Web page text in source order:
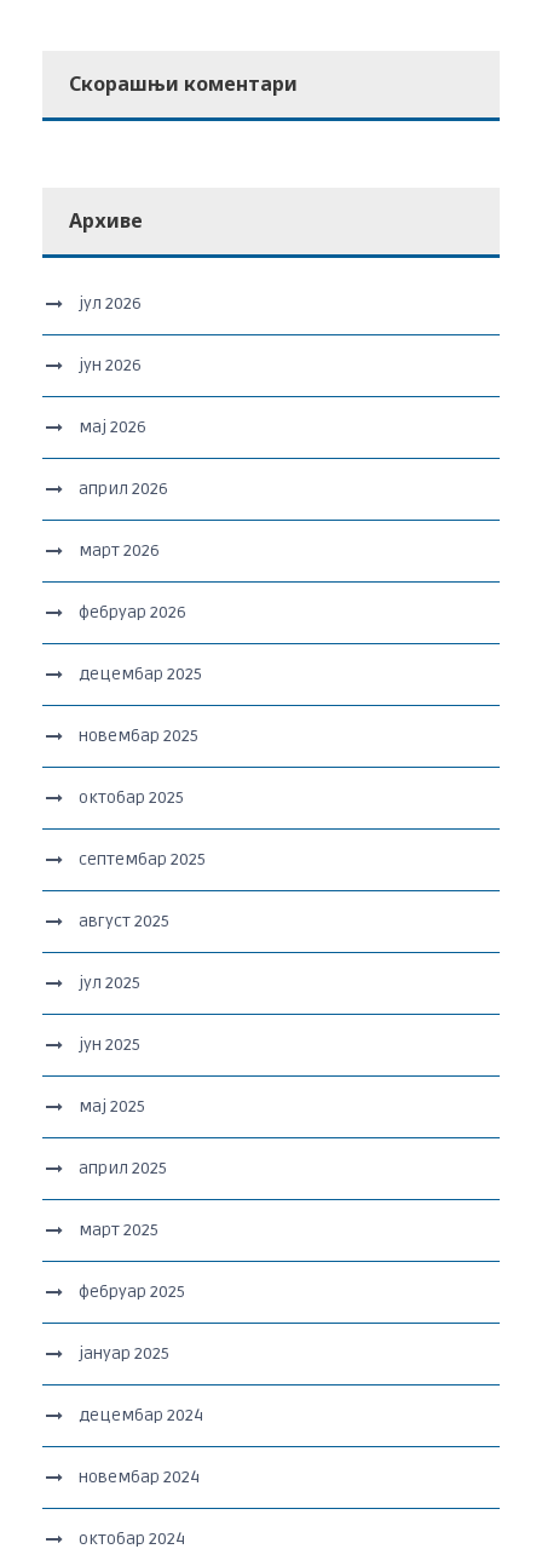
Скорашњи коментари
Архиве
јул 2026
јун 2026
мај 2026
април 2026
март 2026
фебруар 2026
децембар 2025
новембар 2025
октобар 2025
септембар 2025
август 2025
јул 2025
јун 2025
мај 2025
април 2025
март 2025
фебруар 2025
јануар 2025
децембар 2024
новембар 2024
октобар 2024